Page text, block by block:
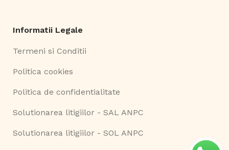
Informatii Legale
Termeni si Conditii
Politica cookies
Politica de confidentialitate
Solutionarea litigiilor - SAL ANPC
Solutionarea litigiilor - SOL ANPC